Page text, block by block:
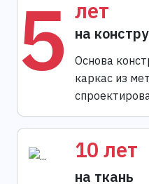
5 лет
на
Основа
каркас из
10 лет
на ткань